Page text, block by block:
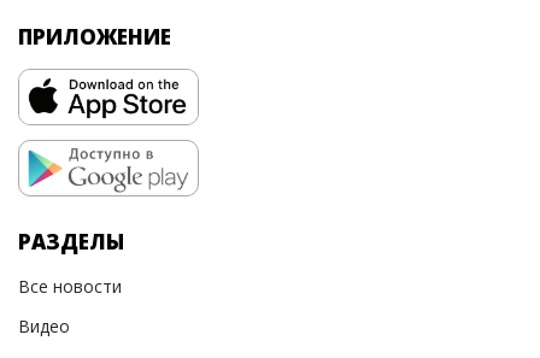
ПРИЛОЖЕНИЕ
РАЗДЕЛЫ
Все новости
Видео